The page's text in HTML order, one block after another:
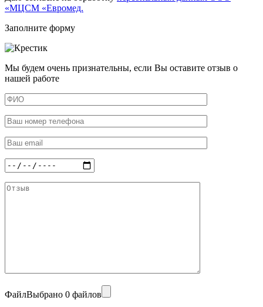
«МЦСМ «Евромед.
Заполните форму
Мы будем очень признательны, если Вы оставите отзыв о
нашей работе
ФайлВыбрано 0 файлов